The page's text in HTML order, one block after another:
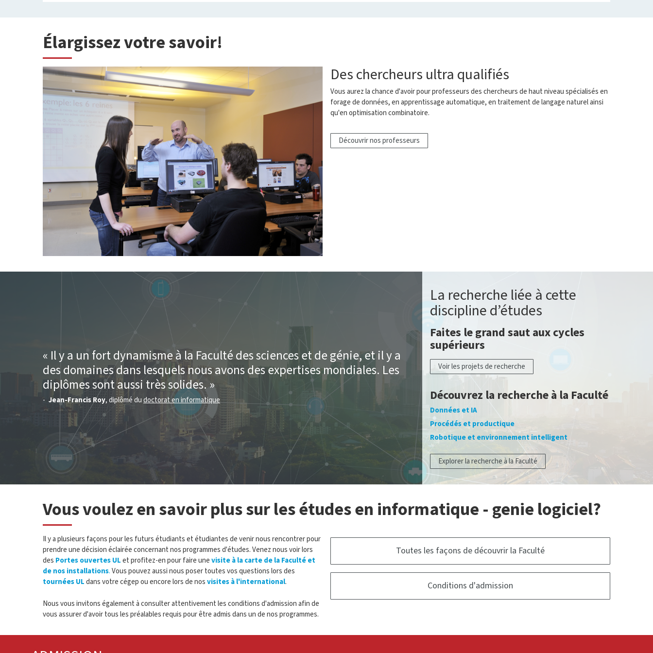
Élargissez votre savoir!
Des chercheurs ultra qualifiés
Vous aurez la chance d'avoir pour professeurs des chercheurs de haut niveau spécialisés en
forage de données, en apprentissage automatique, en traitement de langage naturel ainsi
qu'en optimisation combinatoire.
Découvrir nos professeurs
Il y a un fort dynamisme à la Faculté des sciences et de génie, et il y a
des domaines dans lesquels nous avons des expertises mondiales. Les
diplômes sont aussi très solides.
Jean-Francis Roy, diplômé du doctorat en informatique
La recherche liée à cette
discipline d’études
Faites le grand saut aux cycles
supérieurs
Voir les projets de recherche
Découvrez la recherche à la Faculté
Données et IA
Procédés et productique
Robotique et environnement intelligent
Explorer la recherche à la Faculté
Vous voulez en savoir plus sur les études en informatique - genie logiciel?
Il y a plusieurs façons pour les futurs étudiants et étudiantes de venir nous rencontrer pour
prendre une décision éclairée concernant nos programmes d'études. Venez nous voir lors
des Portes ouvertes UL et profitez-en pour faire une visite à la carte de la Faculté et
de nos installations. Vous pouvez aussi nous poser toutes vos questions lors des
tournées UL dans votre cégep ou encore lors de nos visites à l'international.
Nous vous invitons également à consulter attentivement les conditions d'admission afin de
vous assurer d'avoir tous les préalables requis pour être admis dans un de nos programmes.
Toutes les façons de découvrir la Faculté
Conditions d'admission